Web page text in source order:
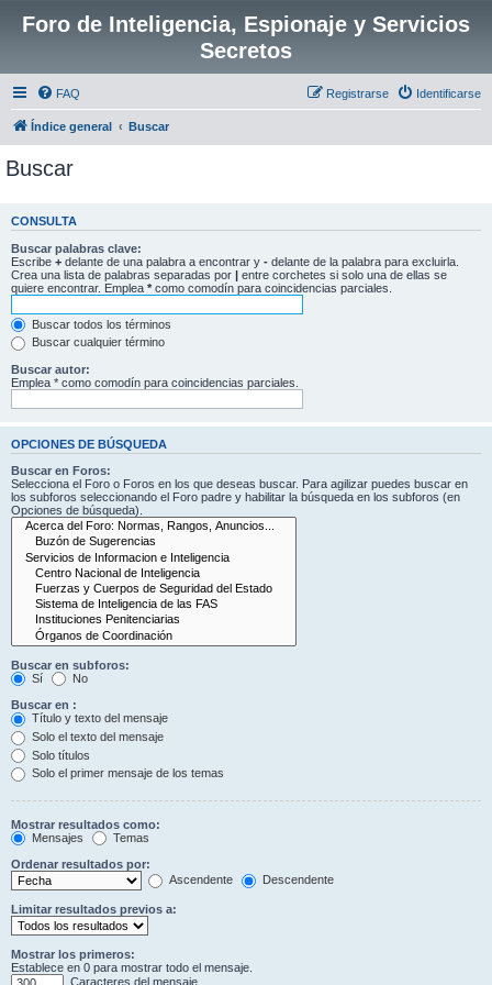
Foro de Inteligencia, Espionaje y Servicios
Secretos
FAQ Identificarse
Registrarse
Índice general Buscar
Buscar
CONSULTA
Buscar palabras clave:
Escribe + delante de una palabra a encontrar y - delante de la palabra para excluirla.
Crea una lista de palabras separadas por | entre corchetes si solo una de ellas se
quiere encontrar. Emplea * como comodín para coincidencias parciales.
Buscar todos los términos
Buscar cualquier término
Buscar autor:
Emplea * como comodín para coincidencias parciales.
OPCIONES DE BÚSQUEDA
Buscar en Foros:
Selecciona el Foro o Foros en los que deseas buscar. Para agilizar puedes buscar en
los subforos seleccionando el Foro padre y habilitar la búsqueda en los subforos (en
Opciones de búsqueda).
Buscar en subforos:
Sí
No
Buscar en :
Título y texto del mensaje
Solo el texto del mensaje
Solo títulos
Solo el primer mensaje de los temas
Mostrar resultados como:
Mensajes
Temas
Ordenar resultados por:
Ascendente
Descendente
Limitar resultados previos a:
Mostrar los primeros:
Establece en 0 para mostrar todo el mensaje.
Caracteres del mensaje